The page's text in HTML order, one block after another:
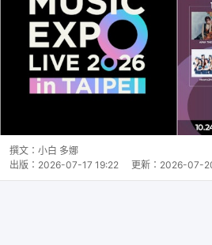
撰文： 小白 多娜
出版： 2026-07-17 19:22 更新： 2026-07-